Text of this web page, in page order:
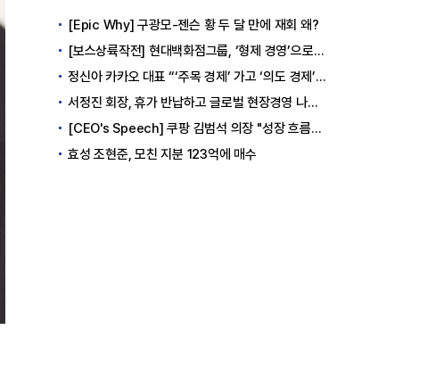
[Epic Why] 구광모-젠슨 황 두 달 만에 재회 왜?
[보스상륙작전] 현대백화점그룹, ‘형제 경영’으로 방향 틀었다
정신아 카카오 대표 “‘주목 경제’ 가고 ‘의도 경제’ 왔다”
서정진 회장, 휴가 반납하고 글로벌 현장경영 나선다
[CEO's Speech] 쿠팡 김범석 의장 "성장 흐름은 변하지 않았다"
효성 조현준, 모친 지분 123억에 매수